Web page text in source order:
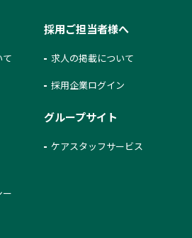
て
ー
採用ご担当者様へ
求人の掲載について
採用企業ログイン
グループサイト
ケアスタッフサービス